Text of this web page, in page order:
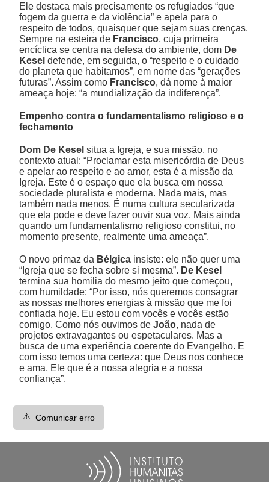
Ele destaca mais precisamente os refugiados “que
fogem da guerra e da violência” e apela para o
respeito de todos, quaisquer que sejam suas crenças.
Sempre na esteira de Francisco, cuja primeira
encíclica se centra na defesa do ambiente, dom De
Kesel defende, em seguida, o “respeito e o cuidado
do planeta que habitamos”, em nome das “gerações
futuras”. Assim como Francisco, dá nome à maior
ameaça hoje: “a mundialização da indiferença”.
Empenho contra o fundamentalismo religioso e o
fechamento
Dom De Kesel situa a Igreja, e sua missão, no
contexto atual: “Proclamar esta misericórdia de Deus
e apelar ao respeito e ao amor, esta é a missão da
Igreja. Este é o espaço que ela busca em nossa
sociedade pluralista e moderna. Nada mais, mas
também nada menos. É numa cultura secularizada
que ela pode e deve fazer ouvir sua voz. Mais ainda
quando um fundamentalismo religioso constitui, no
momento presente, realmente uma ameaça”.
O novo primaz da Bélgica insiste: ele não quer uma
“Igreja que se fecha sobre si mesma”. De Kesel
termina sua homilia do mesmo jeito que começou,
com humildade: “Por isso, nós queremos consagrar
as nossas melhores energias à missão que me foi
confiada hoje. Eu estou com vocês e vocês estão
comigo. Como nós ouvimos deJoão, nada de
projetos extravagantes ou espetaculares. Mas a
busca de uma experiência coerente do Evangelho. E
com isso temos uma certeza: que Deus nos conhece
e ama, Ele que é a nossa alegria e a nossa
confiança”.
⚠️ Comunicar erro